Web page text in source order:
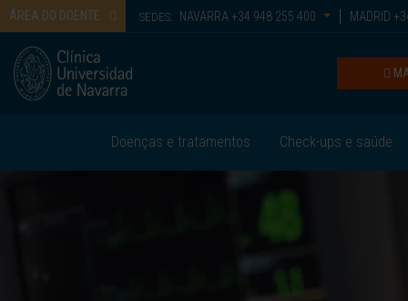
ÁREA DO DOENTE SEDES: NAVARRA +34 948 255 400 MADRID
Doenças e tratamentos Check-ups e saúde